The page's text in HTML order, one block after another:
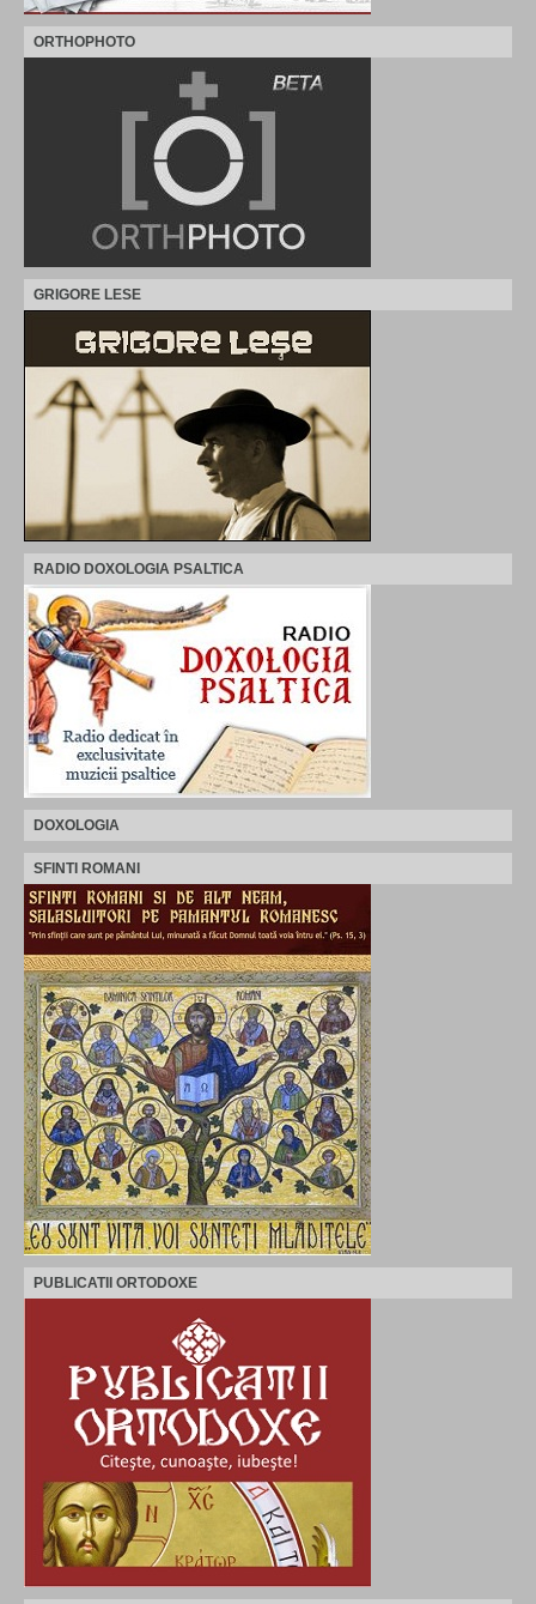
ORTHOPHOTO
GRIGORE LESE
RADIO DOXOLOGIA PSALTICA
DOXOLOGIA
SFINTI ROMANI
PUBLICATII ORTODOXE